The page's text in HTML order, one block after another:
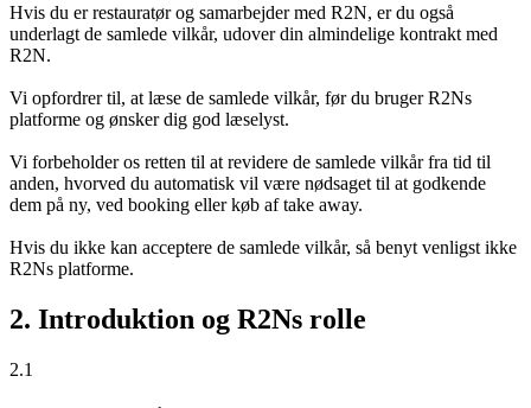
Hvis du er restauratør og samarbejder med R2N, er du også
underlagt de samlede vilkår, udover din almindelige kontrakt med
R2N.
Vi opfordrer til, at læse de samlede vilkår, før du bruger R2Ns
platforme og ønsker dig god læselyst.
Vi forbeholder os retten til at revidere de samlede vilkår fra tid til
anden, hvorved du automatisk vil være nødsaget til at godkende
dem på ny, ved booking eller køb af take away.
Hvis du ikke kan acceptere de samlede vilkår, så benyt venligst ikke
R2Ns platforme.
2. Introduktion og R2Ns rolle
2.1